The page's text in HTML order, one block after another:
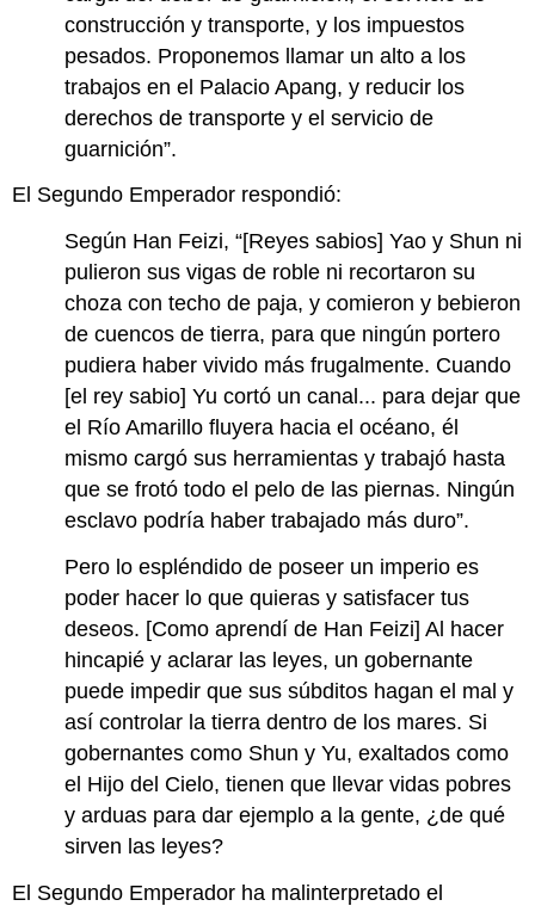
construcción y transporte, y los impuestos
pesados. Proponemos llamar un alto a los
trabajos en el Palacio Apang, y reducir los
derechos de transporte y el servicio de
guarnición”.
El Segundo Emperador respondió:
Según Han Feizi, “[Reyes sabios] Yao y Shun ni
pulieron sus vigas de roble ni recortaron su
choza con techo de paja, y comieron y bebieron
de cuencos de tierra, para que ningún portero
pudiera haber vivido más frugalmente. Cuando
[el rey sabio] Yu cortó un canal... para dejar que
el Río Amarillo fluyera hacia el océano, él
mismo cargó sus herramientas y trabajó hasta
que se frotó todo el pelo de las piernas. Ningún
esclavo podría haber trabajado más duro”.
Pero lo espléndido de poseer un imperio es
poder hacer lo que quieras y satisfacer tus
deseos. [Como aprendí de Han Feizi] Al hacer
hincapié y aclarar las leyes, un gobernante
puede impedir que sus súbditos hagan el mal y
así controlar la tierra dentro de los mares. Si
gobernantes como Shun y Yu, exaltados como
el Hijo del Cielo, tienen que llevar vidas pobres
y arduas para dar ejemplo a la gente, ¿de qué
sirven las leyes?
El Segundo Emperador ha malinterpretado el